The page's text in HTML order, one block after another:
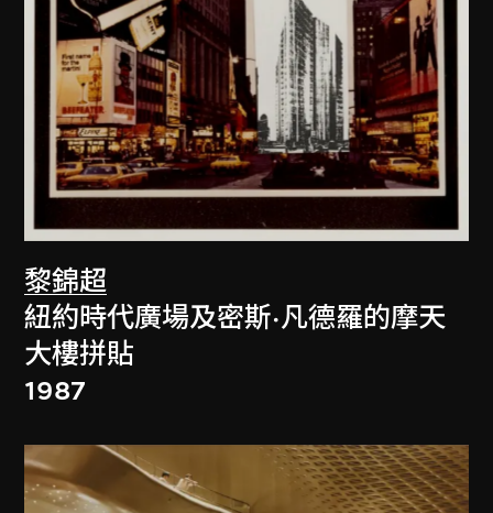
黎錦超
紐約時代廣場及密斯·凡德羅的摩天
大樓拼貼
1987